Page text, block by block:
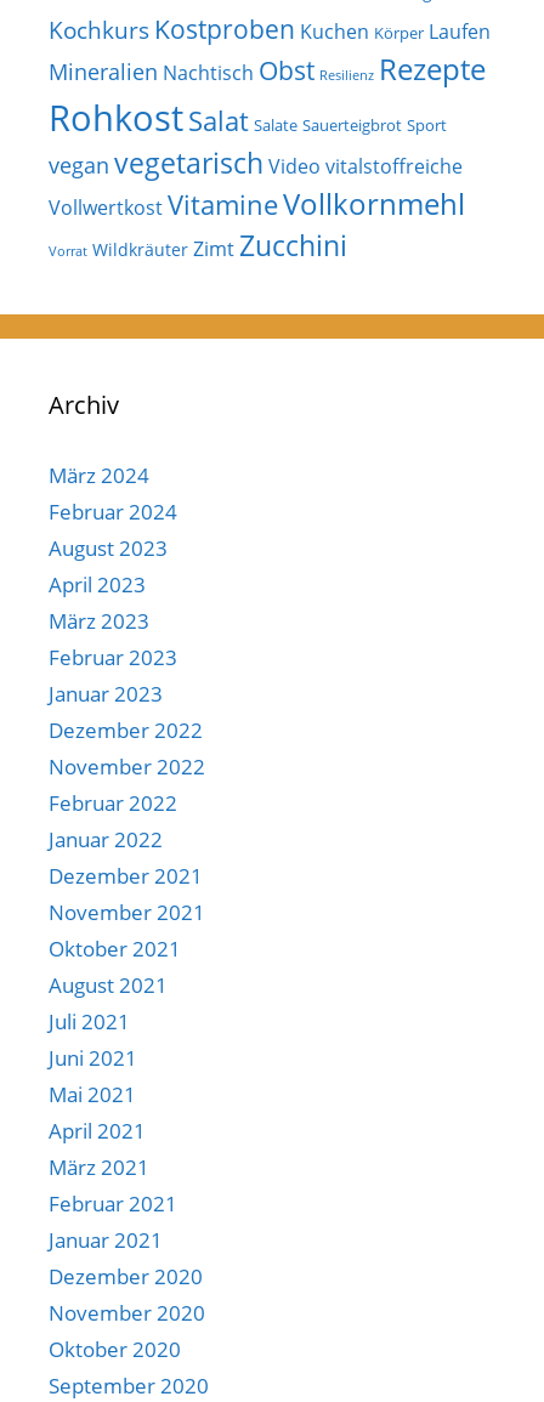
Kochkurs Kostproben Kuchen Körper Laufen
Mineralien Nachtisch Obst Resilienz Rezepte
RohkostSalat Salate Sauerteigbrot Sport
vegan vegetarisch Video vitalstoffreiche
VollwertkostVitamineVollkornmehl
Vorrat Wildkräuter Zimt Zucchini
Archiv
März 2024
Februar 2024
August 2023
April 2023
März 2023
Februar 2023
Januar 2023
Dezember 2022
November 2022
Februar 2022
Januar 2022
Dezember 2021
November 2021
Oktober 2021
August 2021
Juli 2021
Juni 2021
Mai 2021
April 2021
März 2021
Februar 2021
Januar 2021
Dezember 2020
November 2020
Oktober 2020
September 2020